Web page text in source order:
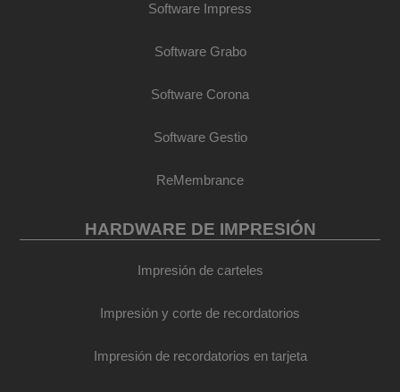
Software Impress
Software Grabo
Software Corona
Software Gestio
ReMembrance
HARDWARE DE IMPRESIÓN
Impresión de carteles
Impresión y corte de recordatorios
Impresión de recordatorios en tarjeta